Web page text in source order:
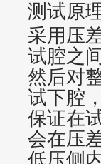
测试原
采用压
试腔之
然后对
试下腔
保证在
会在压
低压侧